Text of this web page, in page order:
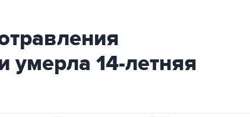
умерла 14-летняя